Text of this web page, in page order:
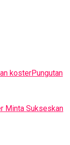
kosterPungutan
Minta Sukseskan